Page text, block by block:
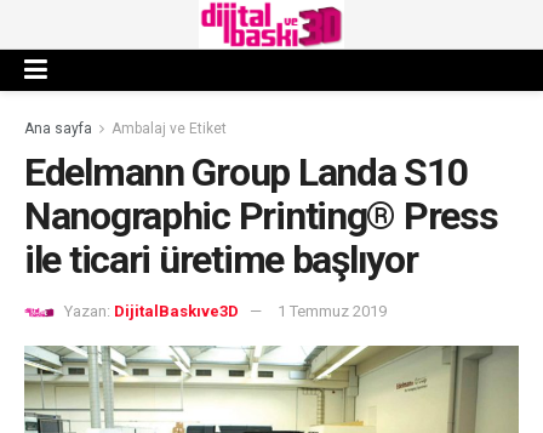
Ana sayfa Ambalaj ve Etiket
Edelmann Group Landa S10
Nanographic Printing® Press
ile ticari üretime başlıyor
Yazan: DijitalBaskıve3D 1 Temmuz 2019